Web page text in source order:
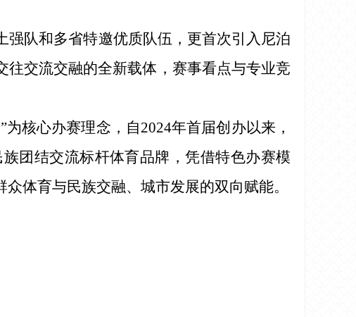
队和多省特邀优质队伍，更首次引入尼泊
交流交融的全新载体，赛事看点与专业竞
核心办赛理念，自2024年首届创办以来，
团结交流标杆体育品牌，凭借特色办赛模
体育与民族交融、城市发展的双向赋能。